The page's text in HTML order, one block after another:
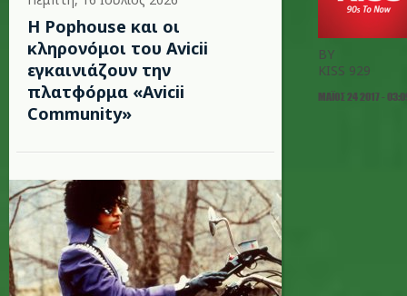
Η Pophouse και οι
κληρονόμοι του Avicii
εγκαινιάζουν την
πλατφόρμα «Avicii
Community»
BY
KISS 929
ΜΆΙΟΣ 24 2017 -